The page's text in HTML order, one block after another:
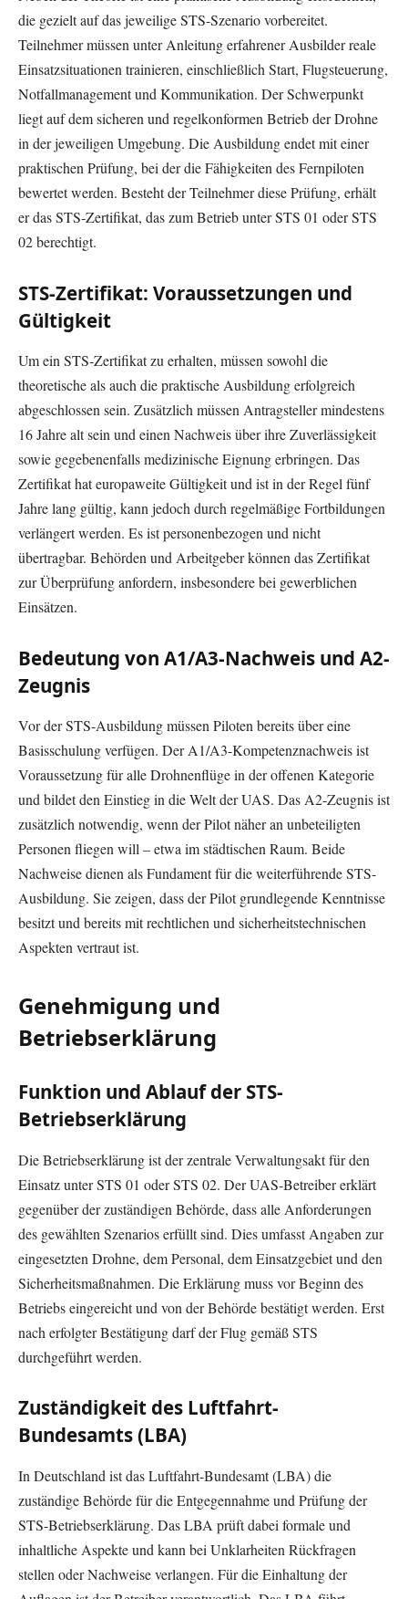
die gezielt auf das jeweilige STS-Szenario vorbereitet.
Teilnehmer müssen unter Anleitung erfahrener Ausbilder reale
Einsatzsituationen trainieren, einschließlich Start, Flugsteuerung,
Notfallmanagement und Kommunikation. Der Schwerpunkt
liegt auf dem sicheren und regelkonformen Betrieb der Drohne
in der jeweiligen Umgebung. Die Ausbildung endet mit einer
praktischen Prüfung, bei der die Fähigkeiten des Fernpiloten
bewertet werden. Besteht der Teilnehmer diese Prüfung, erhält
er das STS-Zertifikat, das zum Betrieb unter STS 01 oder STS
02 berechtigt.
STS-Zertifikat: Voraussetzungen und
Gültigkeit
Um ein STS-Zertifikat zu erhalten, müssen sowohl die
theoretische als auch die praktische Ausbildung erfolgreich
abgeschlossen sein. Zusätzlich müssen Antragsteller mindestens
16 Jahre alt sein und einen Nachweis über ihre Zuverlässigkeit
sowie gegebenenfalls medizinische Eignung erbringen. Das
Zertifikat hat europaweite Gültigkeit und ist in der Regel fünf
Jahre lang gültig, kann jedoch durch regelmäßige Fortbildungen
verlängert werden. Es ist personenbezogen und nicht
übertragbar. Behörden und Arbeitgeber können das Zertifikat
zur Überprüfung anfordern, insbesondere bei gewerblichen
Einsätzen.
Bedeutung von A1/A3-Nachweis und A2-
Zeugnis
Vor der STS-Ausbildung müssen Piloten bereits über eine
Basisschulung verfügen. Der A1/A3-Kompetenznachweis ist
Voraussetzung für alle Drohnenflüge in der offenen Kategorie
und bildet den Einstieg in die Welt der UAS. Das A2-Zeugnis ist
zusätzlich notwendig, wenn der Pilot näher an unbeteiligten
Personen fliegen will – etwa im städtischen Raum. Beide
Nachweise dienen als Fundament für die weiterführende STS-
Ausbildung. Sie zeigen, dass der Pilot grundlegende Kenntnisse
besitzt und bereits mit rechtlichen und sicherheitstechnischen
Aspekten vertraut ist.
Genehmigung und
Betriebserklärung
Funktion und Ablauf der STS-
Betriebserklärung
Die Betriebserklärung ist der zentrale Verwaltungsakt für den
Einsatz unter STS 01 oder STS 02. Der UAS-Betreiber erklärt
gegenüber der zuständigen Behörde, dass alle Anforderungen
des gewählten Szenarios erfüllt sind. Dies umfasst Angaben zur
eingesetzten Drohne, dem Personal, dem Einsatzgebiet und den
Sicherheitsmaßnahmen. Die Erklärung muss vor Beginn des
Betriebs eingereicht und von der Behörde bestätigt werden. Erst
nach erfolgter Bestätigung darf der Flug gemäß STS
durchgeführt werden.
Zuständigkeit des Luftfahrt-
Bundesamts (LBA)
In Deutschland ist das Luftfahrt-Bundesamt (LBA) die
zuständige Behörde für die Entgegennahme und Prüfung der
STS-Betriebserklärung. Das LBA prüft dabei formale und
inhaltliche Aspekte und kann bei Unklarheiten Rückfragen
stellen oder Nachweise verlangen. Für die Einhaltung der